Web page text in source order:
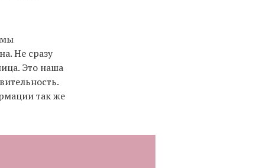
Не сразу
Это наша
так же